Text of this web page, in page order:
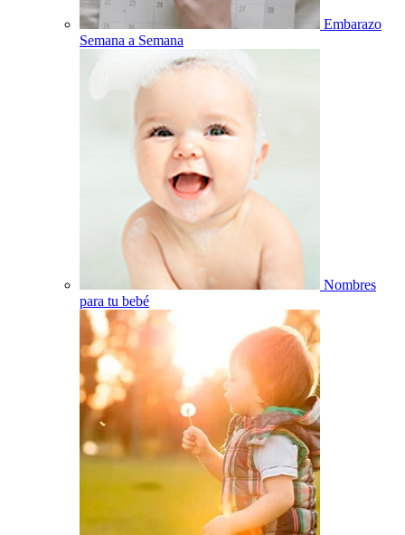
Embarazo
Semana a Semana
Nombres
para tu bebé